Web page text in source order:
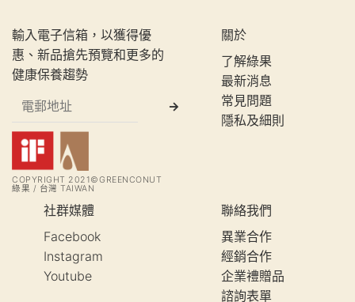
輸入電子信箱，以獲得優
惠、新品搶先預覽和更多的
健康保養趨勢
COPYRIGHT 2021©GREENCONUT
綠果 / 台灣 TAIWAN
關於
了解綠果
最新消息
常見問題
隱私及細則
社群媒體
Facebook
Instagram
Youtube
聯絡我們
異業合作
經銷合作
企業禮贈品
諮詢表單